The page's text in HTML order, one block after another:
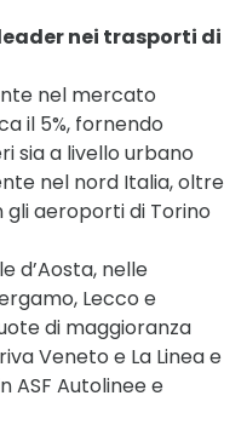
nei trasporti di
nel mercato
il 5%, fornendo
sia a livello urbano
nel nord Italia, oltre
aeroporti di Torino
d’Aosta, nelle
Lecco e
di maggioranza
Veneto e La Linea e
ASF Autolinee e